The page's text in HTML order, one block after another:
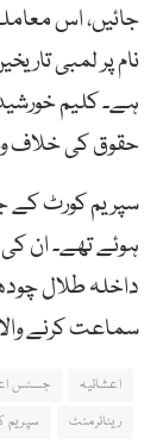
جائیں، اس
نام پر لمبی
ہے۔ کلیم
حقوق کی خلاف
سپریم کورٹ کے
ہوئے تھے۔ ان
داخلہ طلال
سماعت کرنے والا
اعشائیہ جسٹس
ریٹائرمنٹ
سپریم